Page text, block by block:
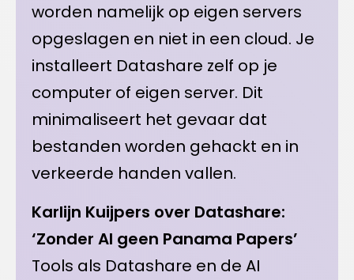
worden namelijk op eigen servers
opgeslagen en niet in een cloud. Je
installeert Datashare zelf op je
computer of eigen server. Dit
minimaliseert het gevaar dat
bestanden worden gehackt en in
verkeerde handen vallen.
Karlijn Kuijpers over Datashare:
‘Zonder AI geen Panama Papers’
Tools als Datashare en de AI